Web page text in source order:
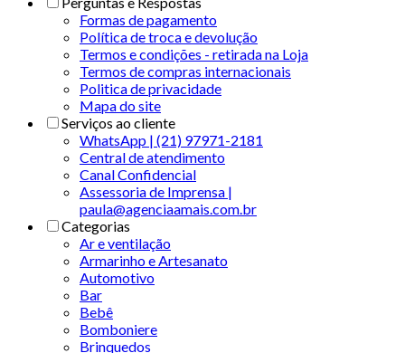
Formas de pagamento
Política de troca e devolução
Termos e condições - retirada na Loja
Termos de compras internacionais
Politica de privacidade
Mapa do site
Serviços ao cliente
WhatsApp | (21) 97971-2181
Central de atendimento
Canal Confidencial
Assessoria de Imprensa |
paula@agenciaamais.com.br
Categorias
Ar e ventilação
Armarinho e Artesanato
Automotivo
Bar
Bebê
Bomboniere
Brinquedos